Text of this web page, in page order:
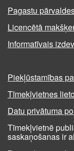
Pagastu
Licencētā
Informatīvais
Piekļūstamības
Tīmekļvietnes
Datu privātuma
Tīmekļvietnē
saskaņošanas ir